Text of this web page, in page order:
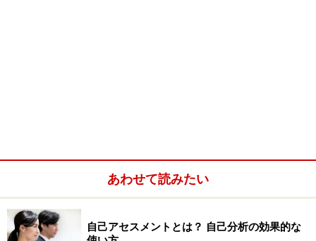
あわせて読みたい
自己アセスメントとは？ 自己分析の効果的な